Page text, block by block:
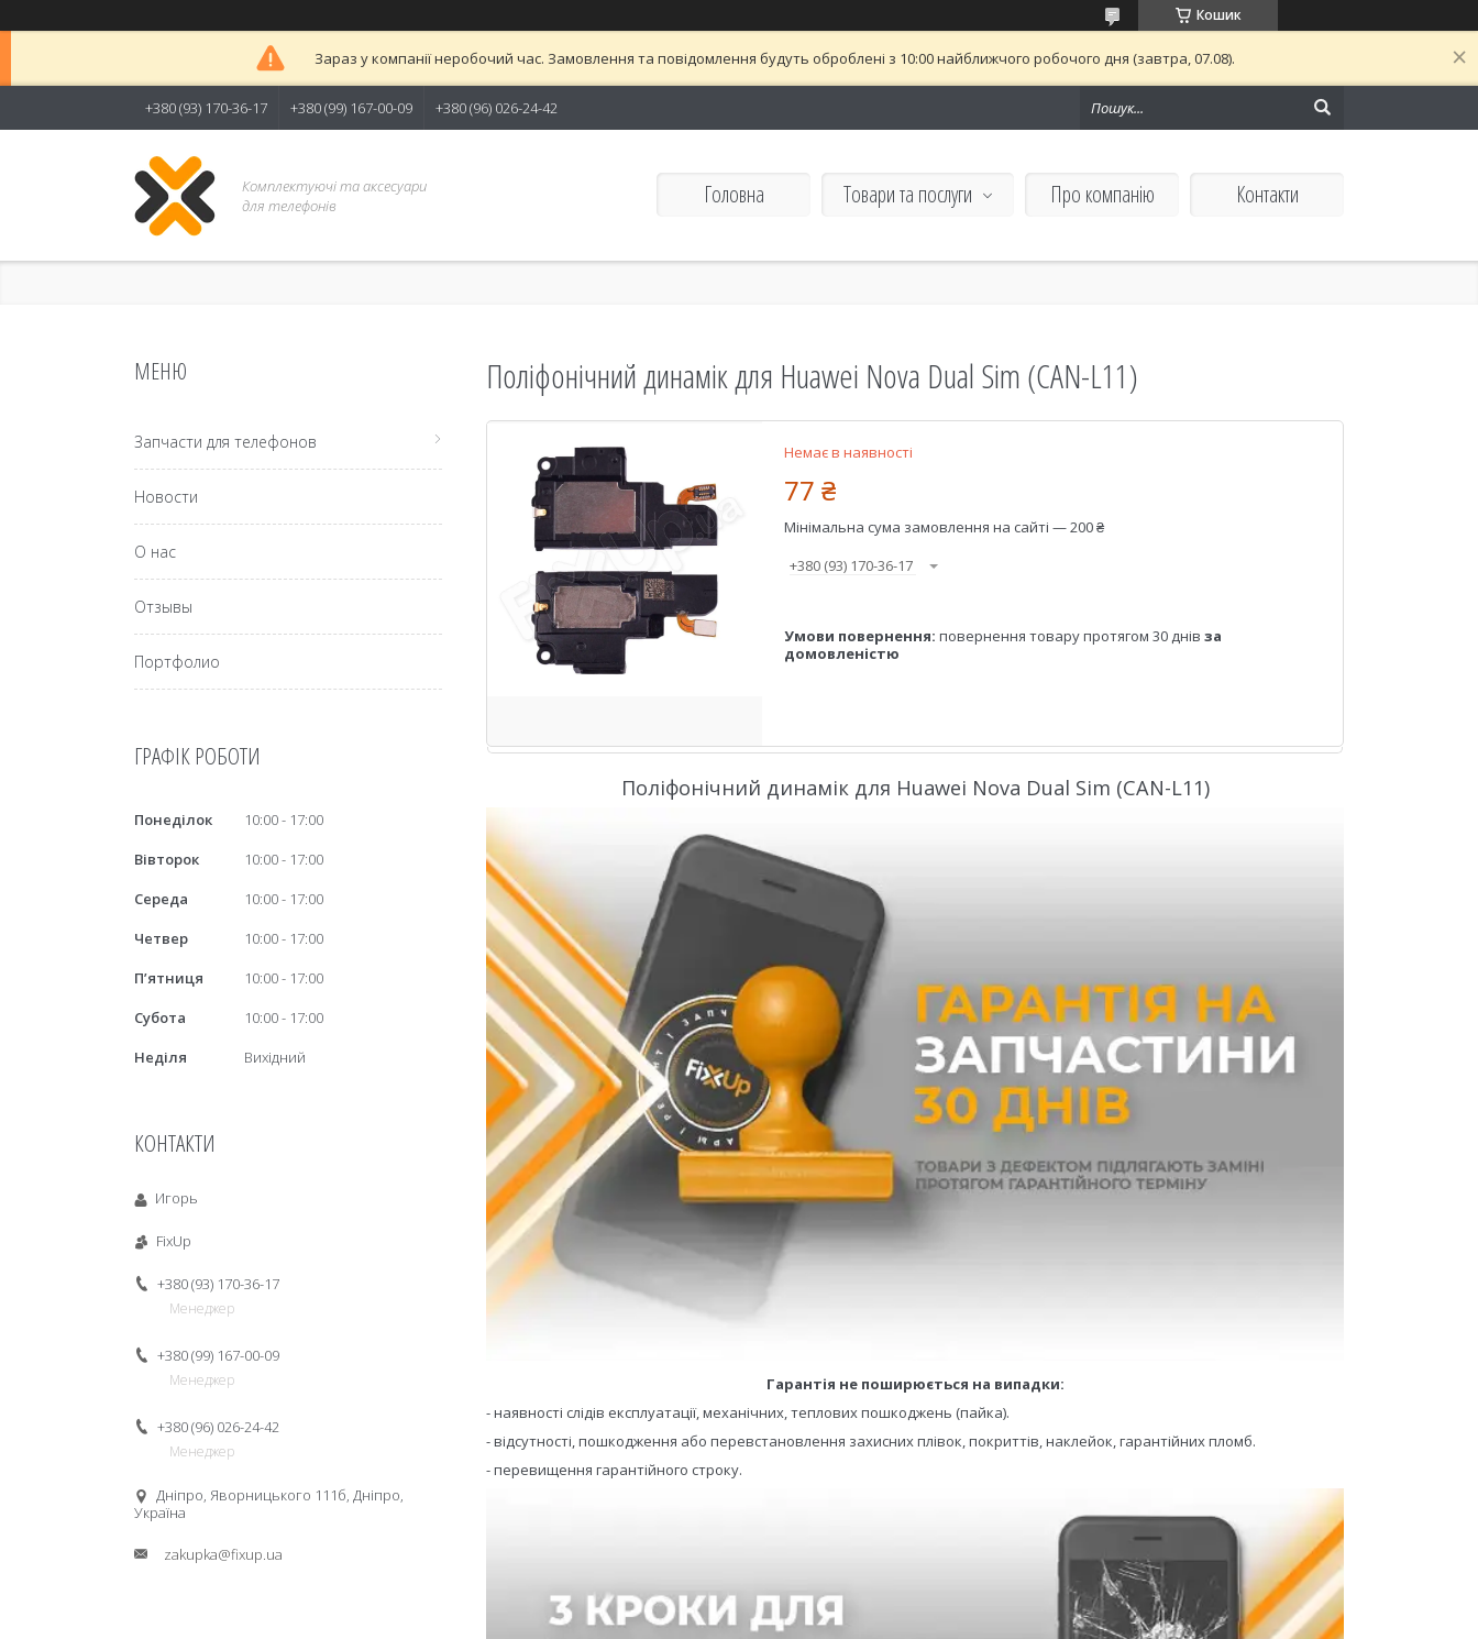
Кошик
Зараз у компанії неробочий час. Замовлення та повідомлення будуть оброблені з 10:00 найближчого робочого дня (завтра, 07.08).
+380 (93) 170-36-17 +380 (99) 167-00-09 +380 (96) 026-24-42
Комплектуючі та аксесуари
для телефонів
Головна Товари та послуги Про компанію Контакти
Поліфонічний динамік для Huawei Nova Dual Sim (CAN-L11)
Немає в наявності
77 ₴
Мінімальна сума замовлення на сайті — 200 ₴
+380 (93) 170-36-17
повернення товару протягом 30 днів за
домовленістю
Поліфонічний динамік для Huawei Nova Dual Sim (CAN-L11)
Гарантія не поширюється на випадки:
- наявності слідів експлуатації, механічних, теплових пошкоджень (пайка).
- відсутності, пошкодження або перевстановлення захисних плівок, покриттів, наклейок, гарантійних пломб.
- перевищення гарантійного строку.
Запчасти для телефонов
Новости
О нас
Отзывы
Портфолио
ГРАФІК РОБОТИ
Понеділок 10:00
17:00
Вівторок
10:00
17:00
Середа
10:00
17:00
Четвер
10:00
17:00
Пʼятниця
10:00
17:00
Субота
10:00
17:00
Неділя
Вихідний
КОНТАКТИ
Игорь
FixUp
+380 (93) 170-36-17
Менеджер
+380 (99) 167-00-09
Менеджер
+380 (96) 026-24-42
Менеджер
Дніпро, Яворницького 111б, Дніпро,
Україна
zakupka@fixup.ua